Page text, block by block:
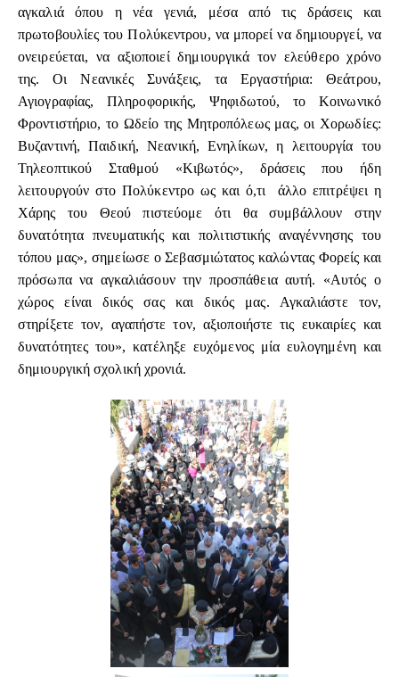
αγκαλιά όπου η νέα γενιά, μέσα από τις δράσεις και
πρωτοβουλίες του Πολύκεντρου, να μπορεί να δημιουργεί, να
ονειρεύεται, να αξιοποιεί δημιουργικά τον ελεύθερο χρόνο
της. Οι Νεανικές Συνάξεις, τα Εργαστήρια: Θεάτρου,
Αγιογραφίας, Πληροφορικής, Ψηφιδωτού, το Κοινωνικό
Φροντιστήριο, το Ωδείο της Μητροπόλεως μας, οι Χορωδίες:
Βυζαντινή, Παιδική, Νεανική, Ενηλίκων, η λειτουργία του
Τηλεοπτικού Σταθμού «Κιβωτός», δράσεις που ήδη
λειτουργούν στο Πολύκεντρο ως και ό,τι άλλο επιτρέψει η
Χάρης του Θεού πιστεύομε ότι θα συμβάλλουν στην
δυνατότητα πνευματικής και πολιτιστικής αναγέννησης του
τόπου μας», σημείωσε ο Σεβασμιώτατος καλώντας Φορείς και
πρόσωπα να αγκαλιάσουν την προσπάθεια αυτή. «Αυτός ο
χώρος είναι δικός σας και δικός μας. Αγκαλιάστε τον,
στηρίξετε τον, αγαπήστε τον, αξιοποιήστε τις ευκαιρίες και
δυνατότητες του», κατέληξε ευχόμενος μία ευλογημένη και
δημιουργική σχολική χρονιά.